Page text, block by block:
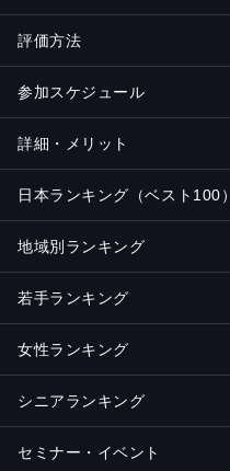
評価方法
参加スケジュール
詳細・メリット
日本ランキング（ベスト100）
地域別ランキング
若手ランキング
女性ランキング
シニアランキング
セミナー・イベント